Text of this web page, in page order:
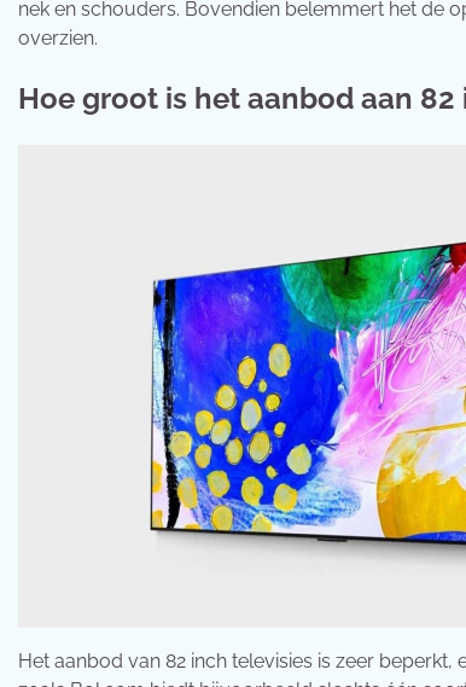
nek en schouders. Bovendien belemmert het de
overzien.
Hoe groot is het aanbod aan 82
Het aanbod van 82 inch televisies is zeer